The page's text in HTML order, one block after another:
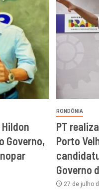
Governo,
RONDÔNIA
PT
Porto
Governo
27 de julho